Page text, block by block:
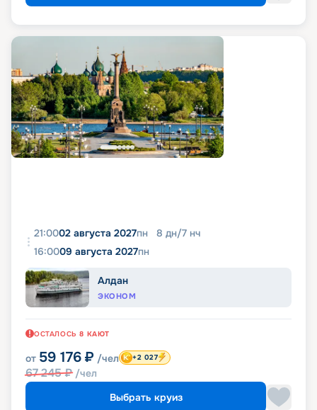
21:0002 августа 2027пн 8 дн/7 нч
16:0009 августа 2027пн
Алдан
ЭКОНОМ
ОСТАЛОСЬ 8 КАЮТ
от 59 176 ₽ /чел
67 245₽ /чел
+2 027
Выбрать круиз